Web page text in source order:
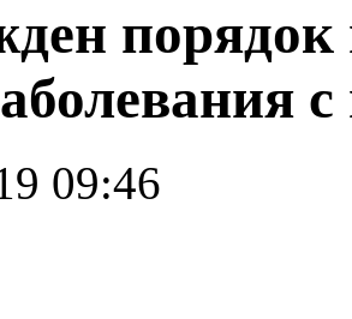
порядок
09:46